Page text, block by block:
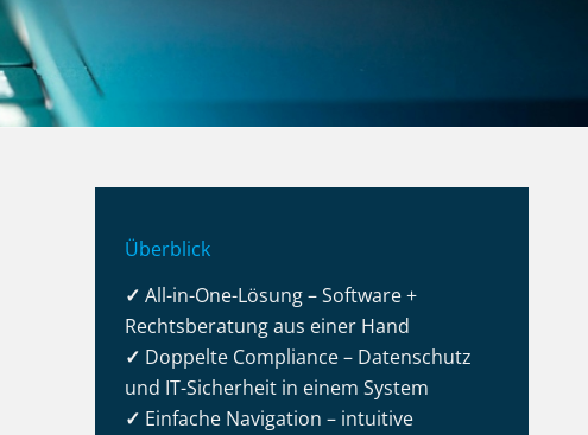
Überblick
✓All-in-One-Lösung – Software +
Rechtsberatung aus einer Hand
✓ Doppelte Compliance – Datenschutz
und IT-Sicherheit in einem System
✓ Einfache Navigation – intuitive